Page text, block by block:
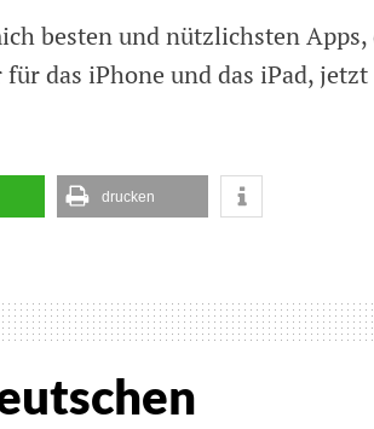
besten und nützlichsten Apps,
das iPhone und das iPad, jetzt
drucken